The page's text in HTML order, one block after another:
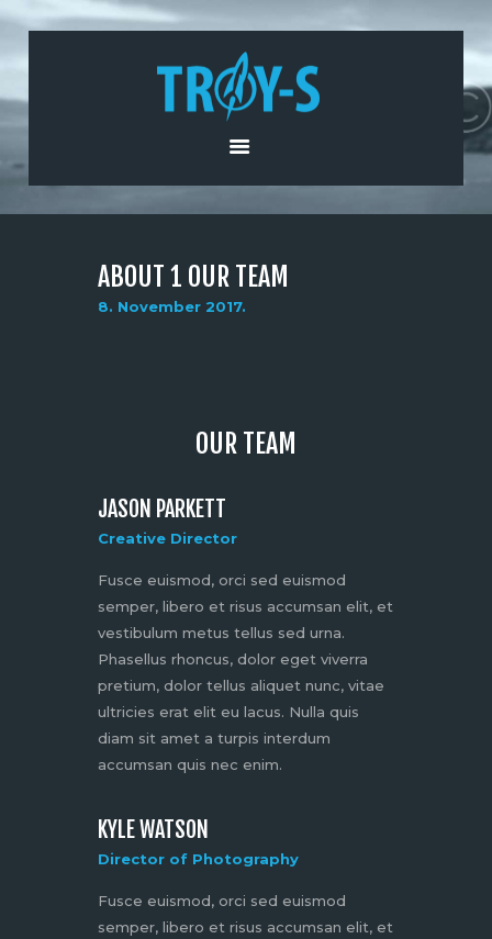
ABOUT US
PRODUCTS AND
ABOUT 1 OUR TEAM
8. November 2017.
OUR TEAM
JASON PARKETT
Creative Director
Fusce euismod, orci sed euismod
semper, libero et risus accumsan elit, et
vestibulum metus tellus sed urna.
Phasellus rhoncus, dolor eget viverra
pretium, dolor tellus aliquet nunc, vitae
ultricies erat elit eu lacus. Nulla quis
diam sit amet a turpis interdum
accumsan quis nec enim.
KYLE WATSON
Director of Photography
Fusce euismod, orci sed euismod
semper, libero et risus accumsan elit, et